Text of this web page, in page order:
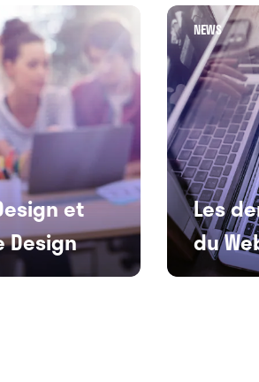
et
Design
NEWS
Les
du